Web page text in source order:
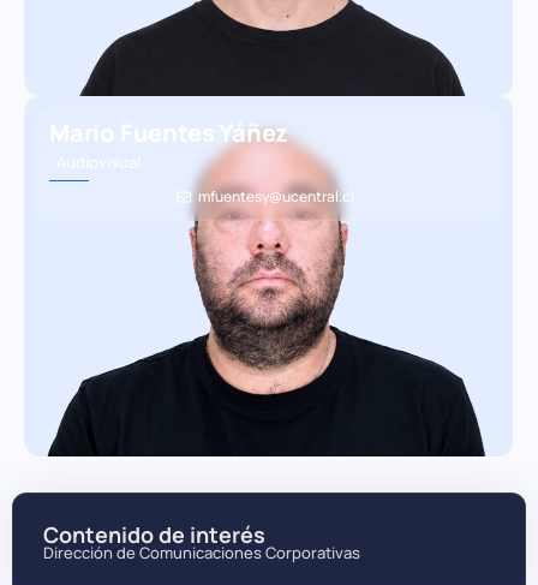
Mario Fuentes Yáñez
Audiovisual
mfuentesy@ucentral.cl
Contenido de interés
Dirección de Comunicaciones Corporativas